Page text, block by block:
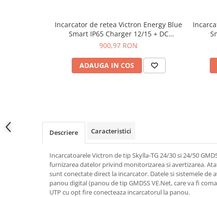
Proiecte Speciale
Incarcator de retea Victron Energy Blue
Smart IP65 Charger 12/15 + DC
connector
900,97 RON
ADAUGA IN COS
Descriere Caracteristici
Incarcatoarele Victron de tip Skylla-TG 24/30 si 24/50
furnizarea datelor privind monitorizarea si avertizarea.
sunt conectate direct la incarcator. Datele si sistemele de
panou digital (panou de tip GMDSS VE.Net, care va fi
UTP cu opt fire conecteaza incarcatorul la panou.